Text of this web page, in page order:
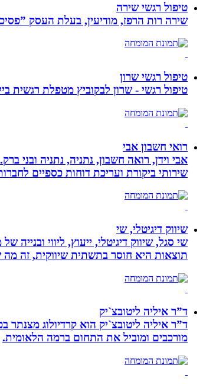
טיפול רגשי שירה
שירה רות הרפז, מודיעין, בעלת העסק ”פסיכותרפיה בכלים
טיפול רגשי שרון
טיפול רגשי - שרון לבקוביץ מטפלת רגשית
רואי חשבון אבי
אבי וידן, רואה חשבון, נתניה, נתניה ובני
שירותי ביקורת ועריכת דוחות כספיים
שיווק דיגיטלי, שי
שי סגל, שיווק דיגיטלי, ייעוץ, ליווי
תוצאות היא חוסר בתשתית שיווקית, זה
ד”ר איליה ליטובצ`יק
מורכבים ומוביל את התחום ברמה הלאומית.